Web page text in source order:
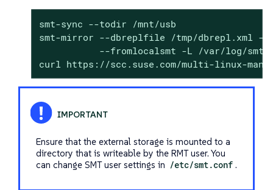
smt-sync --todir /mnt/usb
smt-mirror --dbreplfile /tmp/dbrepl.xml
--fromlocalsmt -L /var/log/
curl https://scc.suse.com/multi-linux-
Ensure that the external storage is mounted to a
directory that is writeable by the RMT user. You
can change SMT user settings in /etc/smt.conf .